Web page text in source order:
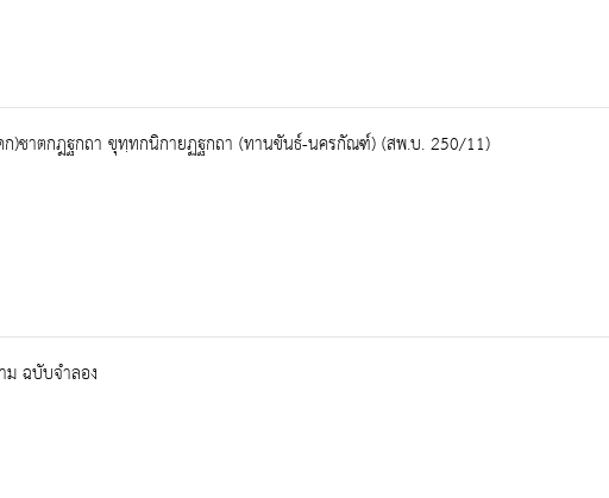
)ชาตกฎฐกถา ขุทฺทกนิกายฏฐกถา (ทานขันธ์-นครกัณฑ์) (สพ.บ. 250/11)
ม ฉบับจำลอง